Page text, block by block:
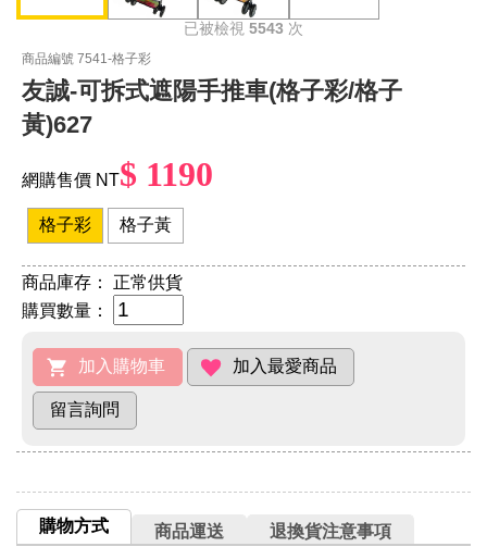
已被檢視 5543 次
商品編號 7541-格子彩
友誠-可拆式遮陽手推車(格子彩/格子
黃)627
網購售價 NT$ 1190
格子彩 格子黃
商品庫存：
正常供貨
購買數量：
購物方式 商品運送 退換貨注意事項